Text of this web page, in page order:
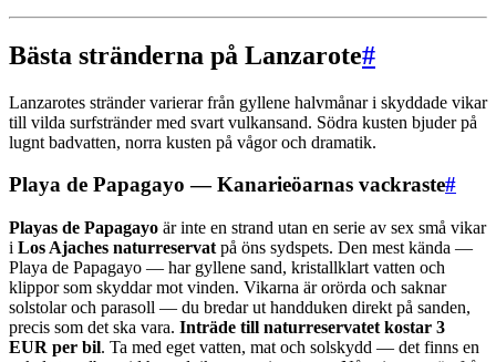
Bästa stränderna på Lanzarote#
Lanzarotes stränder varierar från gyllene halvmånar i skyddade vikar
till vilda surfstränder med svart vulkansand. Södra kusten bjuder på
lugnt badvatten, norra kusten på vågor och dramatik.
Playa de Papagayo — Kanarieöarnas vackraste#
Playas de Papagayo är inte en strand utan en serie av sex små vikar
i Los Ajaches naturreservat på öns sydspets. Den mest kända —
Playa de Papagayo — har gyllene sand, kristallklart vatten och
klippor som skyddar mot vinden. Vikarna är orörda och saknar
solstolar och parasoll — du bredar ut handduken direkt på sanden,
precis som det ska vara. Inträde till naturreservatet kostar 3
EUR per bil. Ta med eget vatten, mat och solskydd — det finns en